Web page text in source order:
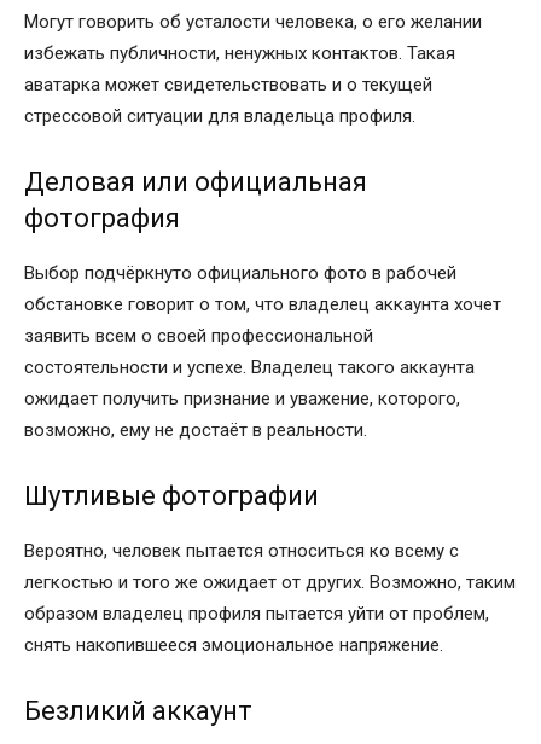
Могут говорить об усталости человека, о его желании
избежать публичности, ненужных контактов. Такая
аватарка может свидетельствовать и о текущей
стрессовой ситуации для владельца профиля.
Деловая или официальная
фотография
Выбор подчёркнуто официального фото в рабочей
обстановке говорит о том, что владелец аккаунта хочет
заявить всем о своей профессиональной
состоятельности и успехе. Владелец такого аккаунта
ожидает получить признание и уважение, которого,
возможно, ему не достаёт в реальности.
Шутливые фотографии
Вероятно, человек пытается относиться ко всему с
легкостью и того же ожидает от других. Возможно, таким
образом владелец профиля пытается уйти от проблем,
снять накопившееся эмоциональное напряжение.
Безликий аккаунт